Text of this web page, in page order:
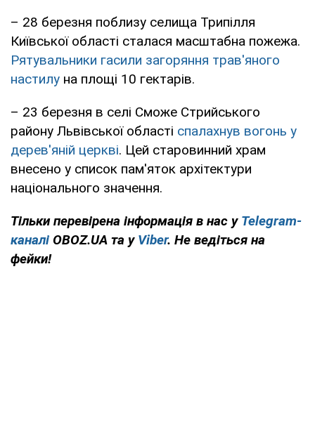
– 28 березня поблизу селища Трипілля
Київської області сталася масштабна пожежа.
Рятувальники гасили загоряння трав'яного
настилу на площі 10 гектарів.
– 23 березня в селі Сможе Стрийського
району Львівської області спалахнув вогонь у
дерев'яній церкві. Цей старовинний храм
внесено у список пам'яток архітектури
національного значення.
Тільки перевірена інформація в нас у Telegram-
каналі OBOZ.UA та у Viber. Не ведіться на
фейки!